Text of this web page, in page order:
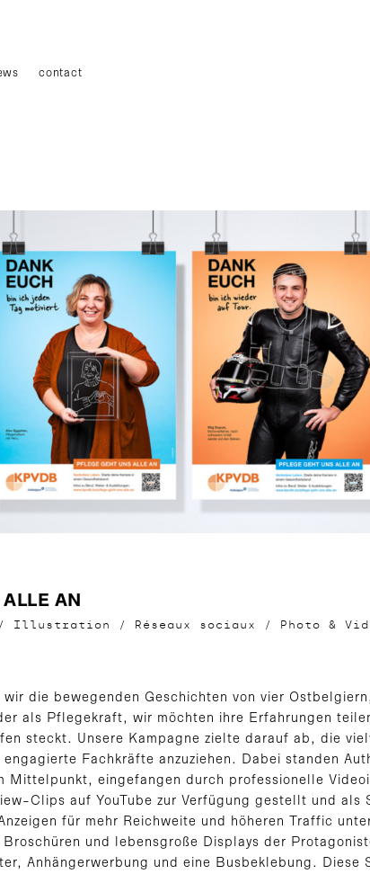
contact
AN
/ Illustration / Réseaux sociaux / Photo &
wir die bewegenden Geschichten von vier
als Pflegekraft, wir möchten ihre Erfahrungen
steckt. Unsere Kampagne zielte darauf ab, die
Fachkräfte anzuziehen. Dabei standen
Mittelpunkt, eingefangen durch professionelle
Clips auf YouTube zur Verfügung gestellt und als
für mehr Reichweite und höheren Traffic
und lebensgroße Displays der
Anhängerwerbung und eine Busbeklebung. Diese